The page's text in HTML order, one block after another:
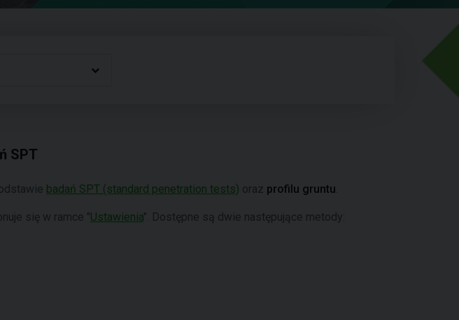
SPT
badań SPT (standard penetration tests) oraz profilu gruntu
się w ramce "Ustawienia". Dostępne są dwie następujące metody: